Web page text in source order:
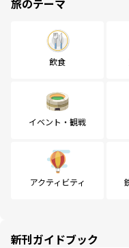
飲食
イベント・観戦
アクティビティ
新刊ガイドブック